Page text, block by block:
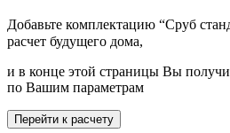
Добавьте комплектацию “Сруб
расчет будущего дома,
и в конце этой страницы Вы
по Вашим параметрам
Перейти к расчету